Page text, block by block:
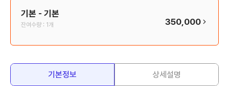
기본 - 기본
잔여수량 : 1개 350,000
기본정보 상세설명